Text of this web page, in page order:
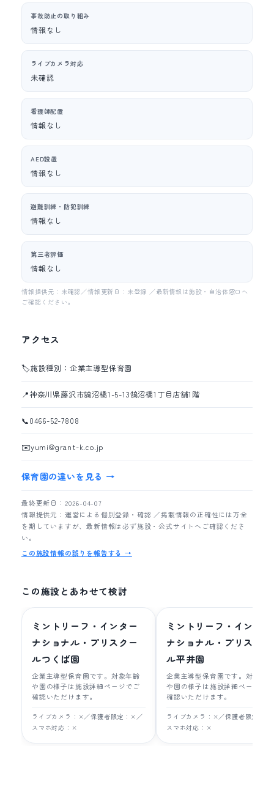
事故防止の取り組み
情報なし
ライブカメラ対応
未確認
看護師配置
情報なし
AED設置
情報なし
避難訓練・防犯訓練
情報なし
第三者評価
情報なし
情報提供元：未確認／情報更新日：未登録 ／最新情報は施設・自治体窓口へ
ご確認ください。
アクセス
🏷️施設種別：企業主導型保育園
📍神奈川県藤沢市鵠沼橘1-5-13鵠沼橋1丁目店舗1階
📞0466-52-7808
✉️yumi@grant-k.co.jp
保育園の違いを見る →
最終更新日：2026-04-07
情報提供元：運営による個別登録・確認 ／掲載情報の正確性には万全
を期していますが、最新情報は必ず施設・公式サイトへご確認くださ
い。
この施設情報の誤りを報告する →
この施設とあわせて検討
ミントリーフ・インター
ナショナル・プリスクー
ルつくば園
企業主導型保育園です。対象年齢
や園の様子は施設詳細ページでご
確認いただけます。
ライブカメラ：×／保護者限定：×／
スマホ対応：×
ミントリーフ・インター
ナショナル・プリスクー
ル平井園
企業主導型保育園です。対象年
や園の様子は施設詳細ページでご
確認いただけます。
ライブカメラ：×／保護者限定：×
スマホ対応：×